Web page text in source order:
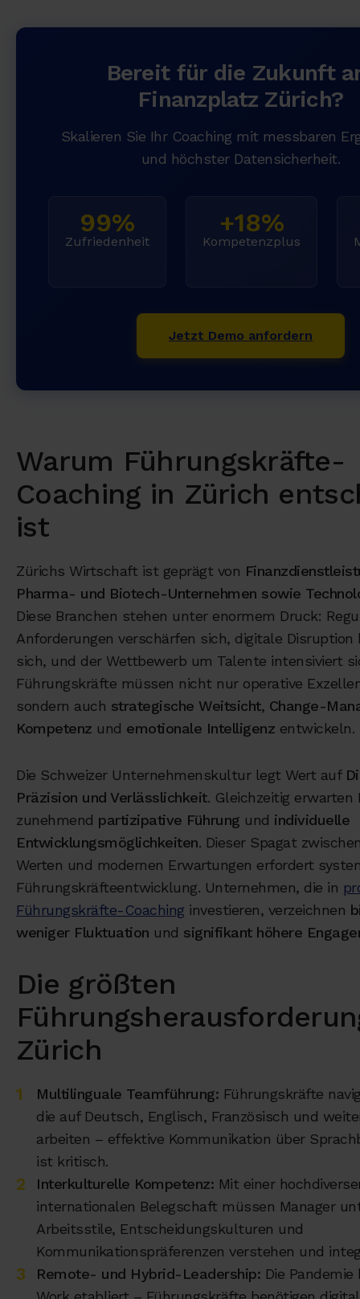
Bereit für die Zukunft
Finanzplatz Zürich?
Skalieren Sie Ihr Coaching mit messbaren
und höchster Datensicherheit.
99%
Zufriedenheit
+18%
Kompetenzplus
Jetzt Demo anfordern
Warum Führungskräfte-
Coaching in Zürich
ist
Zürichs Wirtschaft ist geprägt von
Pharma- und Biotech-Unternehmen sowie
Diese Branchen stehen unter enormem Druck:
Anforderungen verschärfen sich, digitale Disruption
sich, und der Wettbewerb um Talente intensiviert
Führungskräfte müssen nicht nur operative
sondern auch strategische Weitsicht, Change-
Kompetenz und emotionale Intelligenz entwickeln.
Die Schweizer Unternehmenskultur legt Wert auf
Präzision und Verlässlichkeit. Gleichzeitig erwarten
zunehmend partizipative Führung und individuelle
Entwicklungsmöglichkeiten. Dieser Spagat
Werten und modernen Erwartungen erfordert
Führungskräfteentwicklung. Unternehmen, die in
Führungskräfte-Coaching investieren, verzeichnen
weniger Fluktuation und signifikant höhere
Die größten
Zürich
Multilinguale Teamführung: Führungskräfte
die auf Deutsch, Englisch, Französisch und
arbeiten – effektive Kommunikation über
ist kritisch.
Interkulturelle Kompetenz: Mit einer
internationalen Belegschaft müssen Manager
Arbeitsstile, Entscheidungskulturen und
Kommunikationspräferenzen verstehen und
Remote- und Hybrid-Leadership: Die